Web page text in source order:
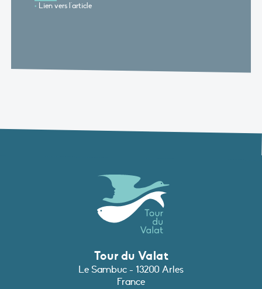
Lien vers l'article
Tour du Valat
Le Sambuc - 13200 Arles
France